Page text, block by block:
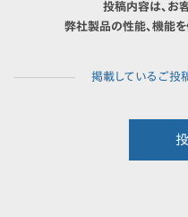
投稿内容は、お
弊社製品の性能、機能